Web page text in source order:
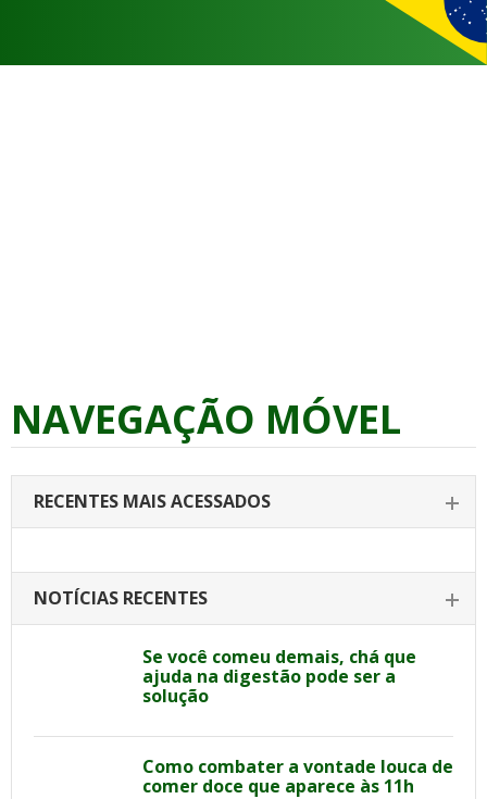
NAVEGAÇÃO MÓVEL
RECENTES MAIS ACESSADOS
NOTÍCIAS RECENTES
Se você comeu demais, chá que
ajuda na digestão pode ser a
solução
Como combater a vontade louca de
comer doce que aparece às 11h